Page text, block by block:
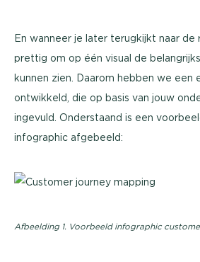
En wanneer je later terugkijkt naar de
prettig om op één visual de
kunnen zien. Daarom hebben we een
ontwikkeld, die op basis van jouw
ingevuld. Onderstaand is een
infographic afgebeeld:
Afbeelding 1. Voorbeeld infographic